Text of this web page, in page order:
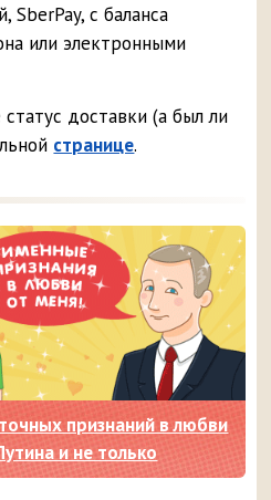
SberPay, с баланса
или электронными
доставки (а был ли
странице.
признаний в любви
и не только